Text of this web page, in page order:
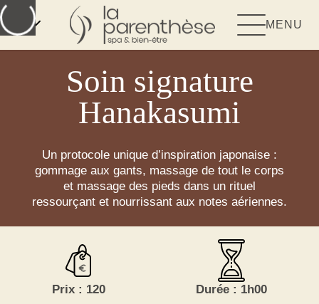
MENU
Soin signature
Hanakasumi
Un protocole unique d’inspiration japonaise :
gommage aux gants, massage de tout le corps
et massage des pieds dans un rituel
ressourçant et nourrissant aux notes aériennes.
Prix : 120 Durée : 1h00